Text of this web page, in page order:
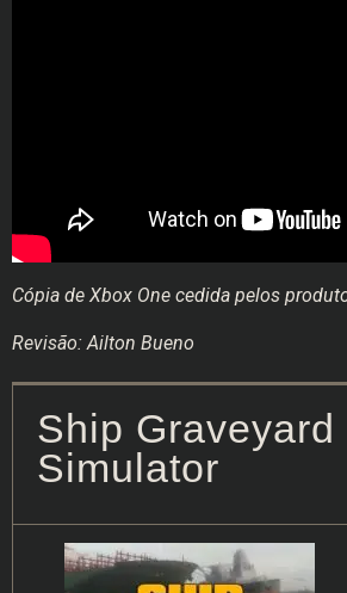
Cópia de Xbox One cedida pelos
Revisão: Ailton Bueno
Ship Graveyard
Simulator